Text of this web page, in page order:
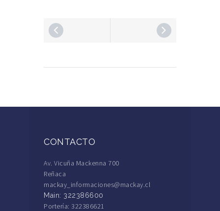
CONTACTO
Av. Vicuña Mackenna 700
Reñaca
mackay_informaciones@mackay.cl
Main: 322386600
Portería: 322386621